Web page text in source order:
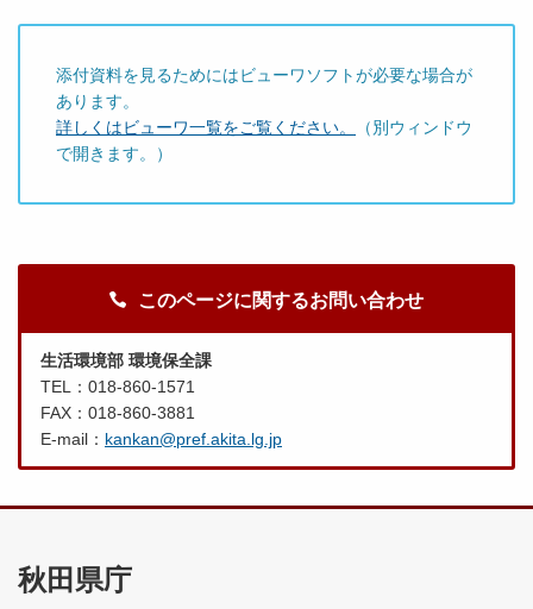
添付資料を見るためにはビューワソフトが必要な場合が
あります。
詳しくはビューワ一覧をご覧ください。
（別ウィンドウ
で開きます。）
このページに関するお問い合わせ
生活環境部 環境保全課
TEL：018-860-1571
FAX：018-860-3881
E-mail： kankan@pref.akita.lg.jp
秋田県庁